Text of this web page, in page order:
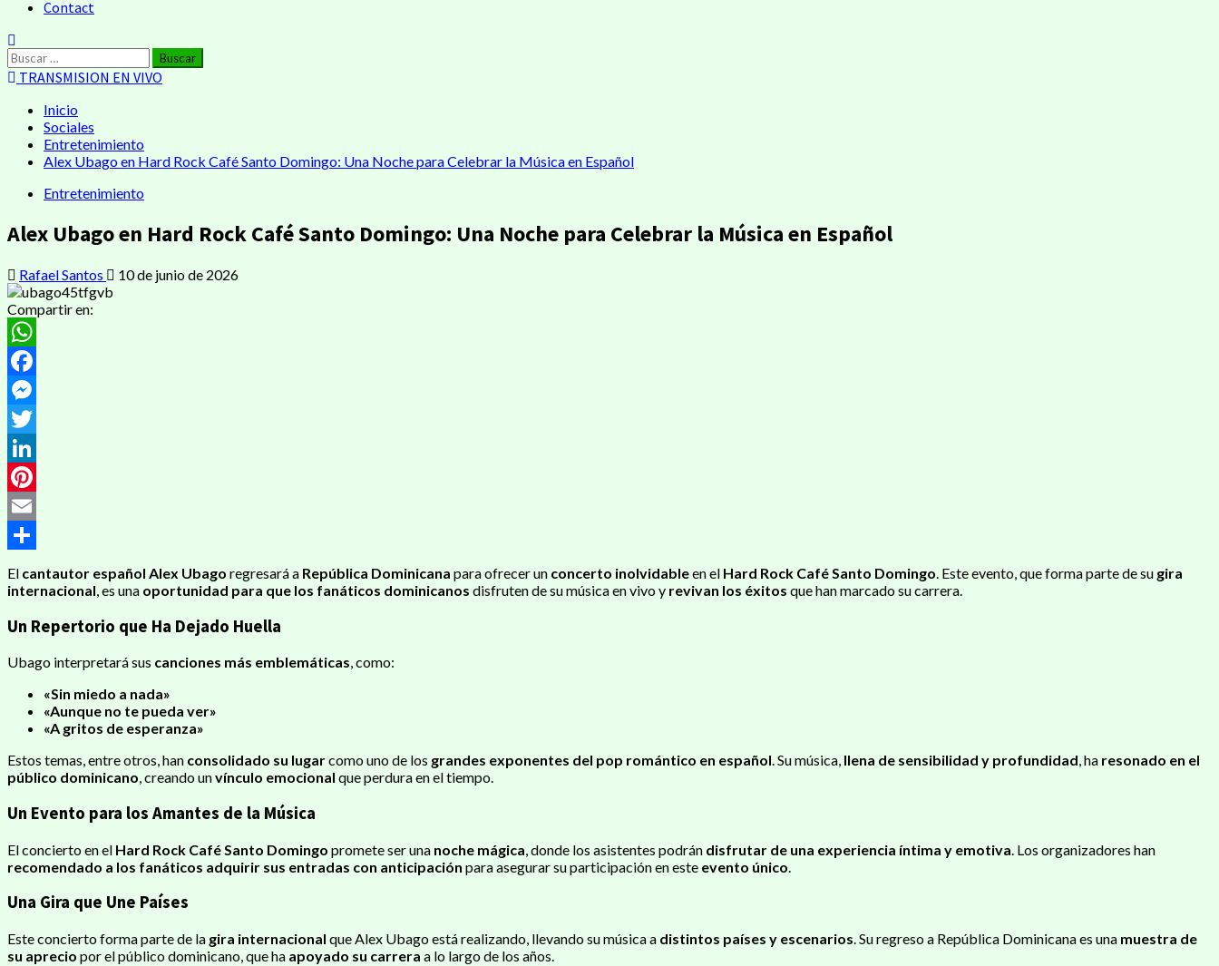
Contact
Buscar:
TRANSMISION EN VIVO
Inicio
Sociales
Entretenimiento
Alex Ubago en Hard Rock Café Santo Domingo: Una Noche para Celebrar la Música en Español
Entretenimiento
Alex Ubago en Hard Rock Café Santo Domingo: Una Noche para Celebrar la Música en Español
Rafael Santos
10 de junio de 2026
Compartir en:
WhatsApp
Facebook
Messenger
Twitter
LinkedIn
Pinterest
Email
El cantautor español Alex Ubago regresará a República Dominicana para ofrecer un concerto inolvidableen el Hard Rock Café Santo Domingo. Este evento, que forma parte de su gira
internacional, es una oportunidad para que los fanáticos dominicanos disfruten de su música en vivo y revivan los éxitos que han marcado su carrera.
Un Repertorio que Ha Dejado Huella
Ubago interpretará sus canciones más emblemáticas, como:
«Sin miedo a nada»
«Aunque no te pueda ver»
«A gritos de esperanza»
Estos temas, entre otros, han consolidado su lugarcomo uno de los grandes exponentes del pop romántico en español. Su música, llena de sensibilidad y profundidad, ha resonado en el
público dominicano, creando unvínculo emocional que perdura en el tiempo.
Un Evento para los Amantes de la Música
El concierto en el Hard Rock Café Santo Domingo promete ser una noche mágica , donde los asistentes podrán disfrutar de una experiencia íntima y emotiva . Los organizadores han
recomendado a los fanáticos adquirir sus entradas con anticipación para asegurar su participación en este evento único
Una Gira que Une Países
Este concierto forma parte de la gira internacional que Alex Ubago está realizando, llevando su música a distintos países y escenarios. Su regreso a República Dominicana es una muestra de
su aprecio por el público dominicano, que ha apoyado su carrera a lo largo de los años.